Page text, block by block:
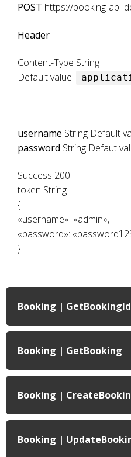
POST https://booking-api-
Header
Content-Type String
Default value:
username String Default
password String Defaut
Success 200
token String
{
«username»: «admin»,
«password»:
}
Booking |
Booking | GetBooking
Booking |
Booking |